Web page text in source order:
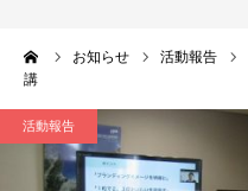
お知らせ 活動報告
講
活動報告